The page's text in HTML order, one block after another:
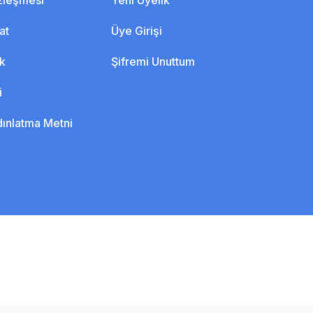
Metni
Üye Girişi
Şifremi Unuttum